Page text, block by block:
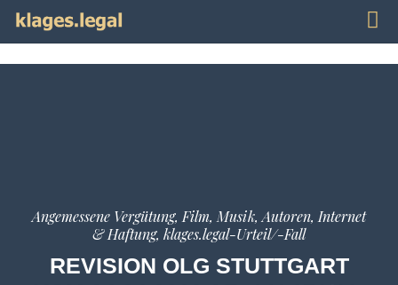
Angemessene Vergütung, Film, Musik, Autoren, Internet
& Haftung, klages.legal-Urteil/-Fall
REVISION OLG STUTTGART